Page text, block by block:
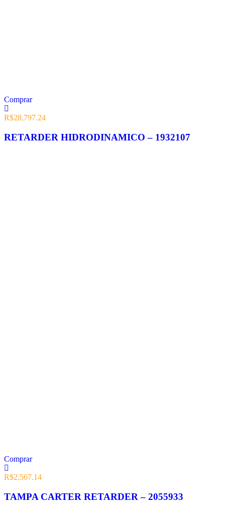
Comprar
R$28,797.24
RETARDER HIDRODINAMICO – 1932107
Comprar
R$2,567.14
TAMPA CARTER RETARDER – 2055933